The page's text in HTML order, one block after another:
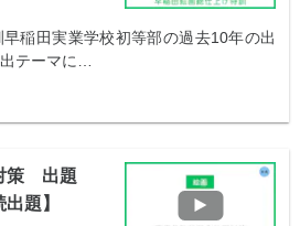
稲田実業学校初等部の過去10年の出
テーマに…
策 出題
題】